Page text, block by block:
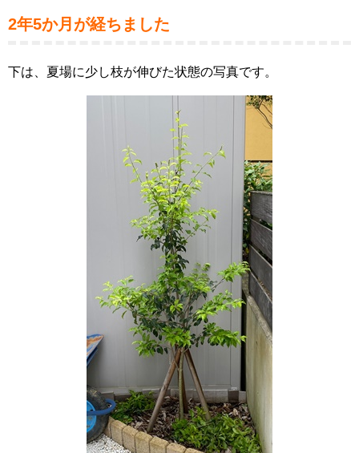
2年5か月が経ちました
下は、夏場に少し枝が伸びた状態の写真です。